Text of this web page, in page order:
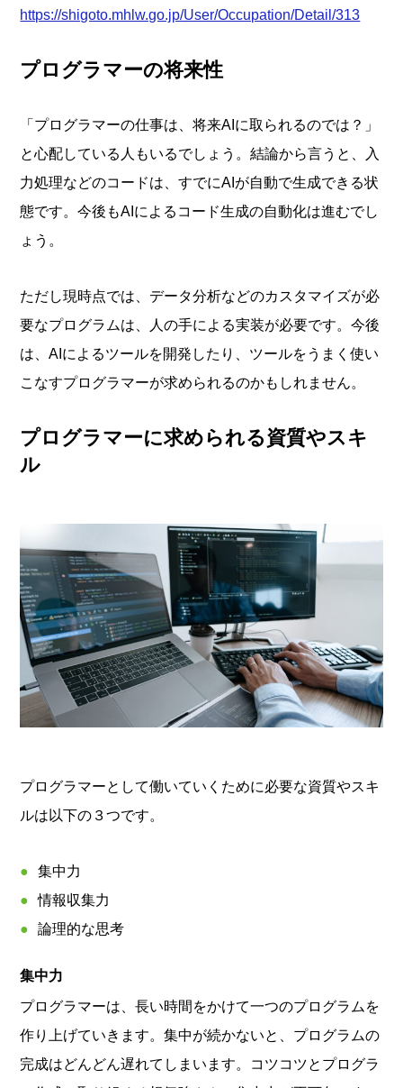
https://shigoto.mhlw.go.jp/User/Occupation/Detail/313
プログラマーの将来性
「プログラマーの仕事は、将来AIに取られるのでは？」
と心配している人もいるでしょう。結論から言うと、入
力処理などのコードは、すでにAIが自動で生成できる状
態です。今後もAIによるコード生成の自動化は進むでし
ょう。
ただし現時点では、データ分析などのカスタマイズが必
要なプログラムは、人の手による実装が必要です。今後
は、AIによるツールを開発したり、ツールをうまく使い
こなすプログラマーが求められるのかもしれません。
プログラマーに求められる資質やスキ
ル
プログラマーとして働いていくために必要な資質やスキ
ルは以下の３つです。
集中力
情報収集力
論理的な思考
集中力
プログラマーは、長い時間をかけて一つのプログラムを
作り上げていきます。集中が続かないと、プログラムの
完成はどんどん遅れてしまいます。コツコツとプログラ